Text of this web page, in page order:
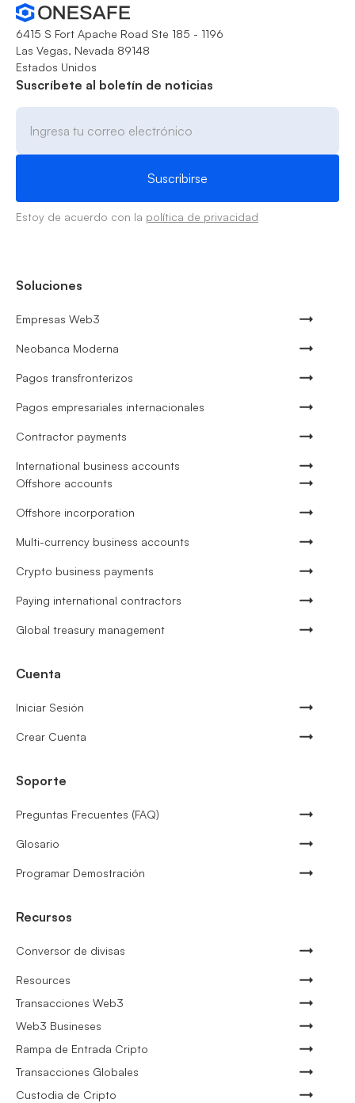
6415 S Fort Apache Road Ste 185 - 1196
Las Vegas, Nevada 89148
Estados Unidos
Suscríbete al boletín de noticias
Estoy de acuerdo con la política de privacidad
Soluciones
Empresas Web3
Neobanca Moderna
Pagos transfronterizos
Pagos empresariales internacionales
Contractor payments
International business accounts
Offshore accounts
Offshore incorporation
Multi-currency business accounts
Crypto business payments
Paying international contractors
Global treasury management
Cuenta
Iniciar Sesión
Crear Cuenta
Soporte
Preguntas Frecuentes (FAQ)
Glosario
Programar Demostración
Recursos
Conversor de divisas
Resources
Transacciones Web3
Web3 Busineses
Rampa de Entrada Cripto
Transacciones Globales
Custodia de Cripto